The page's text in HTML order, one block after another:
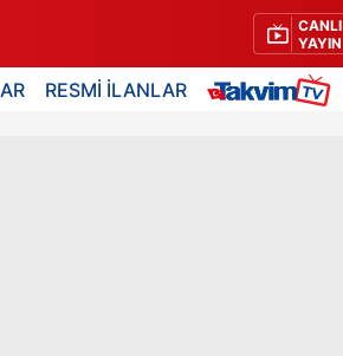
CANLI
YAYIN
RESMİ İLANLAR